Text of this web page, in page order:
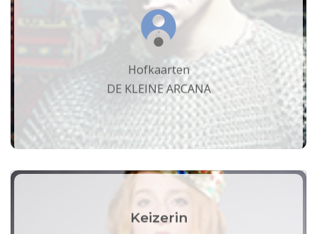
Hofkaarten
DE KLEINE ARCANA
Keizerin